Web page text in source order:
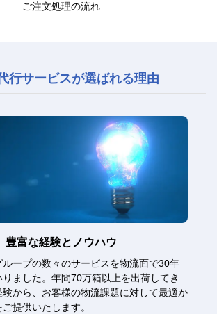
ご注文処理の流れ
行サービスが選ばれる理由
豊富な経験とノウハウ
ループの数々のサービスを物流面で30年
ました。年間70万箱以上を出荷してき
験から、お客様の物流課題に対して最適か
提供いたします。